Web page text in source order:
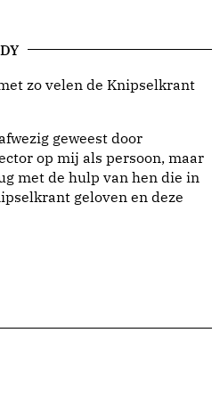
zo velen de Knipselkrant
geweest door
op mij als persoon, maar
met de hulp van hen die in
geloven en deze